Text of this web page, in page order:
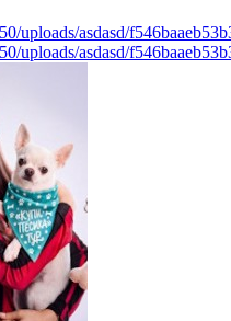
uploads/asdasd/
uploads/asdasd/